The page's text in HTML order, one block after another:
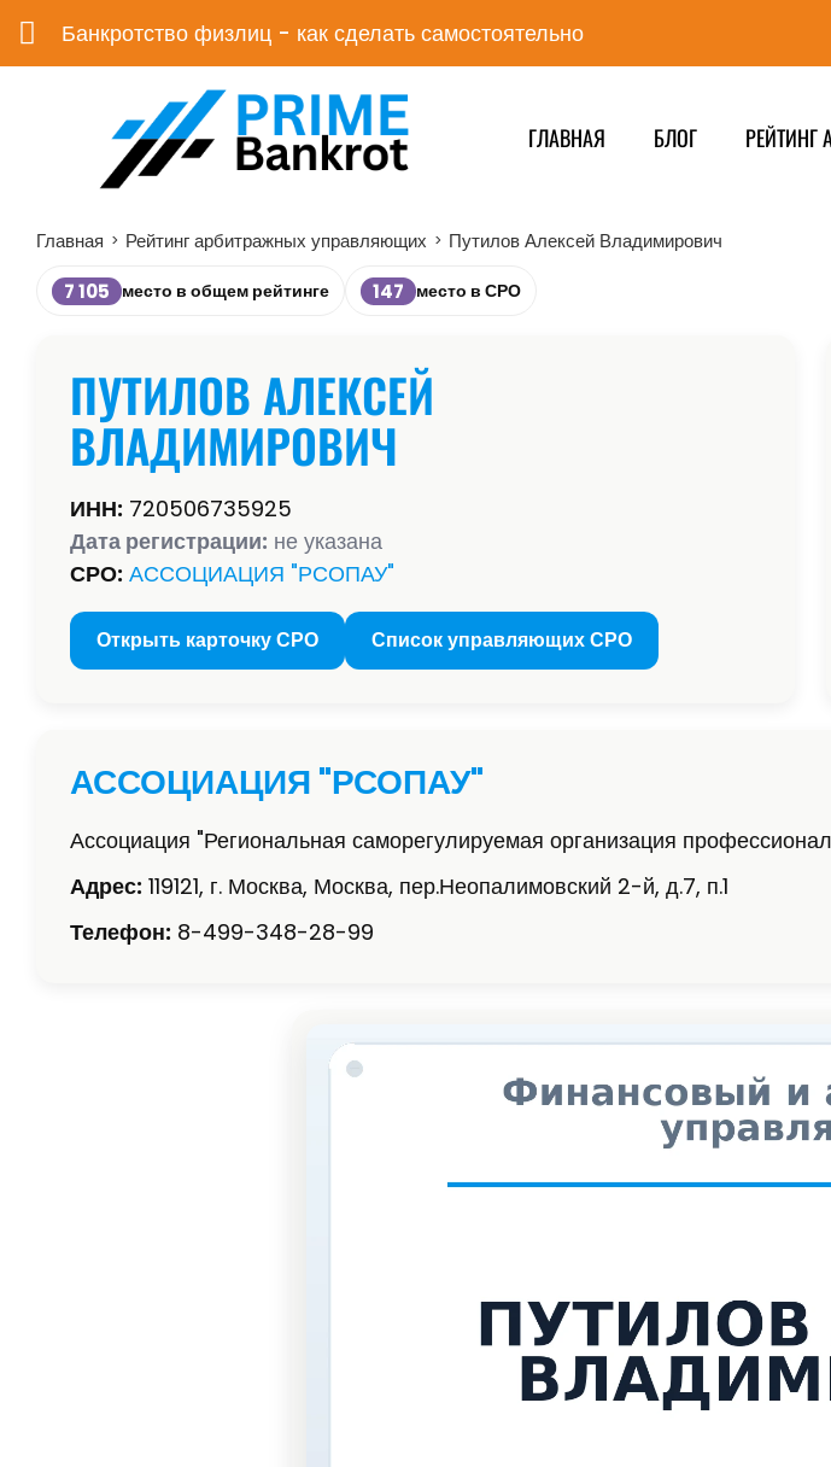
Банкротство физлиц - как сделать самостоятельно
ГЛАВНАЯ БЛОГ
Главная > Рейтинг арбитражных управляющих > Путилов Алексей Владимирович
7 105 место в общем рейтинге 147 место в СРО
ПУТИЛОВ АЛЕКСЕЙ
ВЛАДИМИРОВИЧ
ИНН: 720506735925
Дата регистрации: не указана
СРО: АССОЦИАЦИЯ "РСОПАУ"
Открыть карточку СРО Список управляющих СРО
АССОЦИАЦИЯ "РСОПАУ"
Ассоциация "Региональная саморегулируемая организация
Адрес: 119121, г. Москва, Москва, пер.Неопалимовский 2-й, д.7, п.1
Телефон: 8-499-348-28-99